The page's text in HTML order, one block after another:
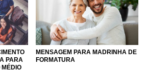
PARA
MENSAGEM PARA MADRINHA DE
FORMATURA